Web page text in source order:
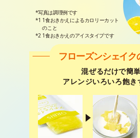
*写真は調理例です
*1 1食おきかえによるカロリーカット
のこと
*2 1食おきかえのアイスタイプです
フローズンシェイク
混ぜるだけで簡
アレンジいろいろ飽き